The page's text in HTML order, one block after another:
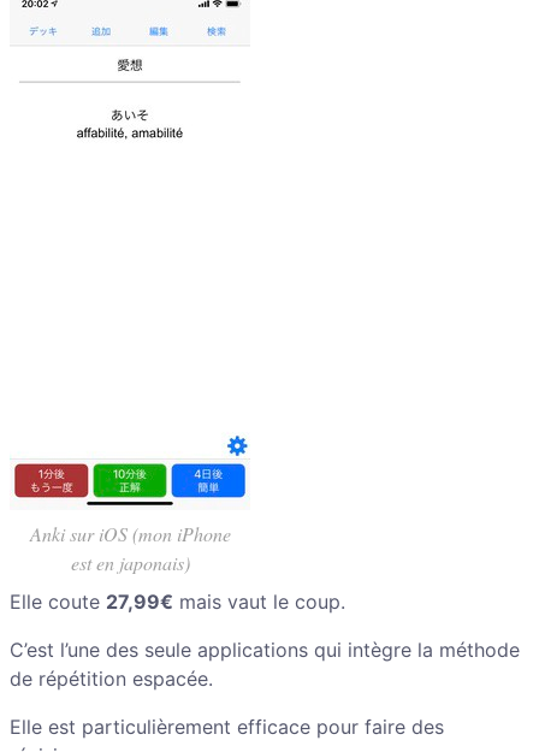
Anki sur iOS (mon iPhone
est en japonais)
Elle coute 27,99€ mais vaut le coup.
C’est l’une des seule applications qui intègre la méthode
de répétition espacée.
Elle est particulièrement efficace pour faire des